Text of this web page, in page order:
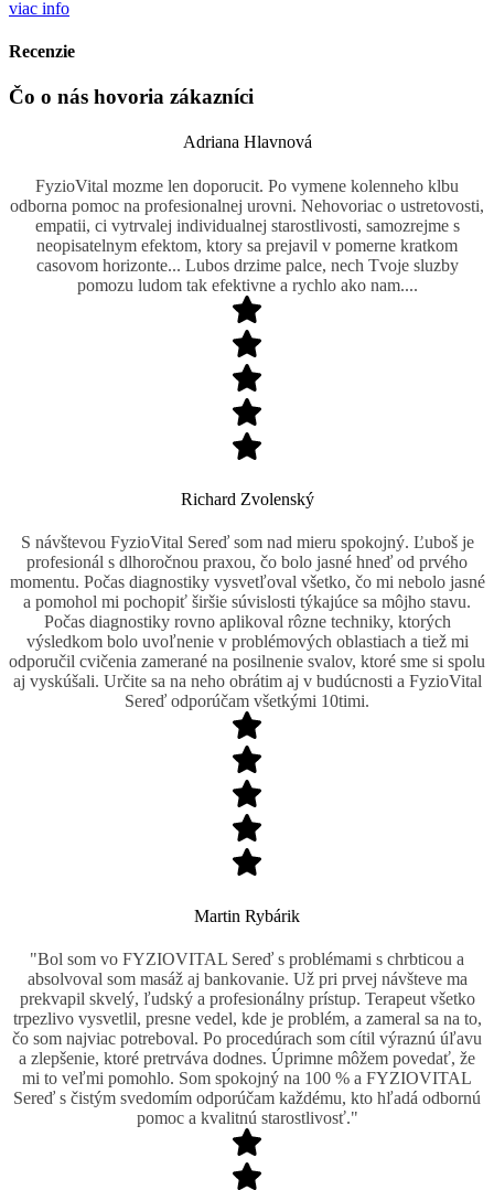
viac info
Recenzie
Čo o nás hovoria zákazníci
Adriana Hlavnová
FyzioVital mozme len doporucit. Po vymene kolenneho klbu
odborna pomoc na profesionalnej urovni. Nehovoriac o ustretovosti,
empatii, ci vytrvalej individualnej starostlivosti, samozrejme s
neopisatelnym efektom, ktory sa prejavil v pomerne kratkom
casovom horizonte... Lubos drzime palce, nech Tvoje sluzby
pomozu ludom tak efektivne a rychlo ako nam....
Richard Zvolenský
S návštevou FyzioVital Sereď som nad mieru spokojný. Ľuboš je
profesionál s dlhoročnou praxou, čo bolo jasné hneď od prvého
momentu. Počas diagnostiky vysvetľoval všetko, čo mi nebolo jasné
a pomohol mi pochopiť širšie súvislosti týkajúce sa môjho stavu.
Počas diagnostiky rovno aplikoval rôzne techniky, ktorých
výsledkom bolo uvoľnenie v problémových oblastiach a tiež mi
odporučil cvičenia zamerané na posilnenie svalov, ktoré sme si spolu
aj vyskúšali. Určite sa na neho obrátim aj v budúcnosti a FyzioVital
Sereď odporúčam všetkými 10timi.
Martin Rybárik
"Bol som vo FYZIOVITAL Sereď s problémami s chrbticou a
absolvoval som masáž aj bankovanie. Už pri prvej návšteve ma
prekvapil skvelý, ľudský a profesionálny prístup. Terapeut všetko
trpezlivo vysvetlil, presne vedel, kde je problém, a zameral sa na to,
čo som najviac potreboval. Po procedúrach som cítil výraznú úľavu
a zlepšenie, ktoré pretrváva dodnes. Úprimne môžem povedať, že
mi to veľmi pomohlo. Som spokojný na 100 % a FYZIOVITAL
Sereď s čistým svedomím odporúčam každému, kto hľadá odbornú
pomoc a kvalitnú starostlivosť."